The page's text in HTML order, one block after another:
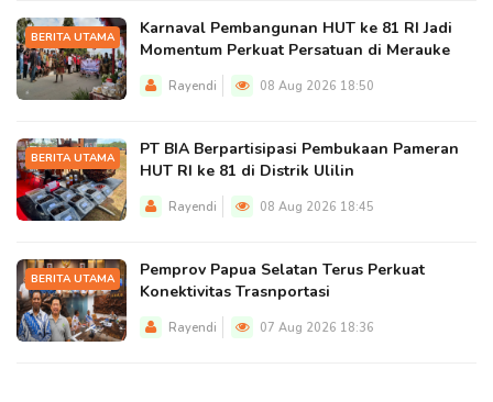
BERITA UTAMA
Karnaval Pembangunan HUT ke 81 RI Jadi
Momentum Perkuat Persatuan di Merauke
Rayendi 08 Aug 2026 18:50
BERITA UTAMA
PT BIA Berpartisipasi Pembukaan Pameran
HUT RI ke 81 di Distrik Ulilin
Rayendi 08 Aug 2026 18:45
BERITA UTAMA
Pemprov Papua Selatan Terus Perkuat
Konektivitas Trasnportasi
Rayendi 07 Aug 2026 18:36